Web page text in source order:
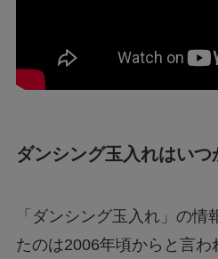
ダンシング玉入れはいつ
「ダンシング玉入れ」の情
たのは2006年頃からと言わ